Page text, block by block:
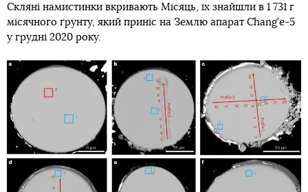
Скляні намистинки вкривають Місяць, їх знайшли в 1 731 г
місячного ґрунту, який приніс на Землю апарат Chang’e-5
у грудні 2020 року.